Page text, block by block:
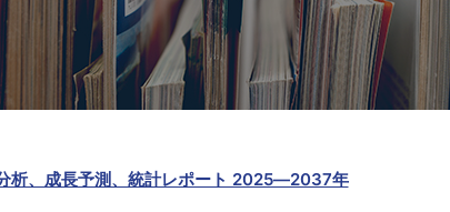
析、成長予測、統計レポート 2025―2037年